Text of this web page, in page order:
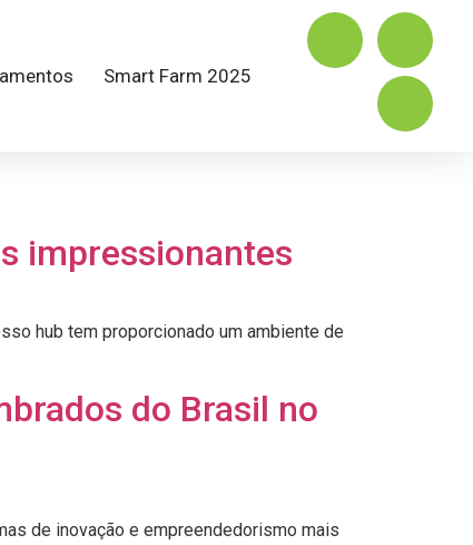
Smart Farm 2025
impressionantes
hub tem proporcionado um ambiente de
do Brasil no
de inovação e empreendedorismo mais